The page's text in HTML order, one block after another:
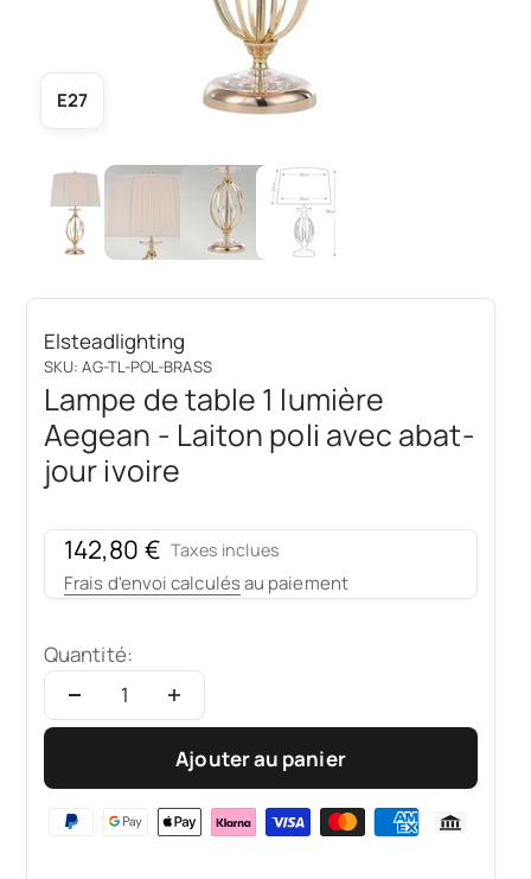
E27
Elsteadlighting
SKU: AG-TL-POL-BRASS
Lampe de table 1 lumière
Aegean - Laiton poli avec abat-
jour ivoire
Prix de vente
142,80 € Taxes inclues
Frais d'envoi calculésau paiement
Quantité:
Ajouter au panier